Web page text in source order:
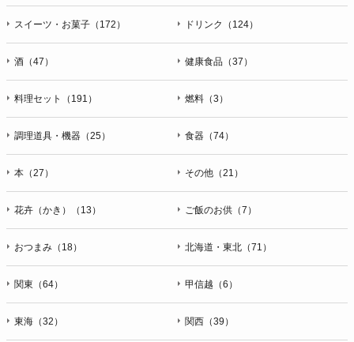
個人情報に関する問合わせ窓口
個人情報保護管理者：オペレーション部シニアマネージャー
〒106-0044 東京都港区東麻布一丁目２７番１号 東麻布食文化
ビル４階
ＦＡＸ：047-401-6847
スイーツ・お菓子（172） ドリンク（124）
酒（47） 健康食品（37）
料理セット（191） 燃料（3）
調理道具・機器（25） 食器（74）
本（27） その他（21）
花卉（かき）（13） ご飯のお供（7）
おつまみ（18） 北海道・東北（71）
関東（64） 甲信越（6）
東海（32） 関西（39）